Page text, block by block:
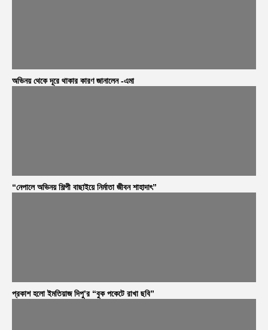
অভিনয় থেকে দূরে থাকার কারণ জানালেন -এমা
“নেপালে অভিনয় শিল্পী বাছাইয়ে নির্মাতা জীবন শাহাদাৎ”
প্রকাশ হলো ইমতিয়াজ দিপু’র “বুক পকেটে রাখা ছবি”